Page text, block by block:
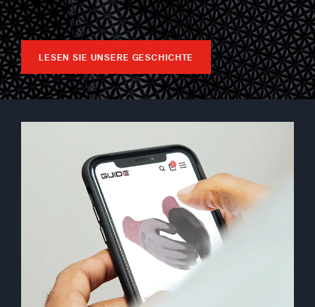
LESEN SIE UNSERE GESCHICHTE